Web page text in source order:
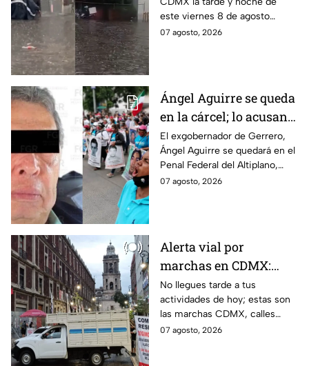
HOY viernes 7 de
agosto
este viernes 8 de agosto
provocó inundaciones y otras
07 agosto, 2026
Ángel Aguirre se queda
en la cárcel; lo acusan
de destruir
información del caso
Ayotzinapa
El exgobernador de Gerrero,
Ángel Aguirre se quedará en el
Penal Federal del Altiplano,
luego de que fue detenido ayer
07 agosto, 2026
Alerta vial por
marchas en CDMX:
Manifestantes retiran
bloqueo en Canela y Eje
3 Sur, colonia Granjas
México
No llegues tarde a tus
actividades de hoy; estas son
las marchas CDMX, calles
cerradas y bloqueos que
07 agosto, 2026